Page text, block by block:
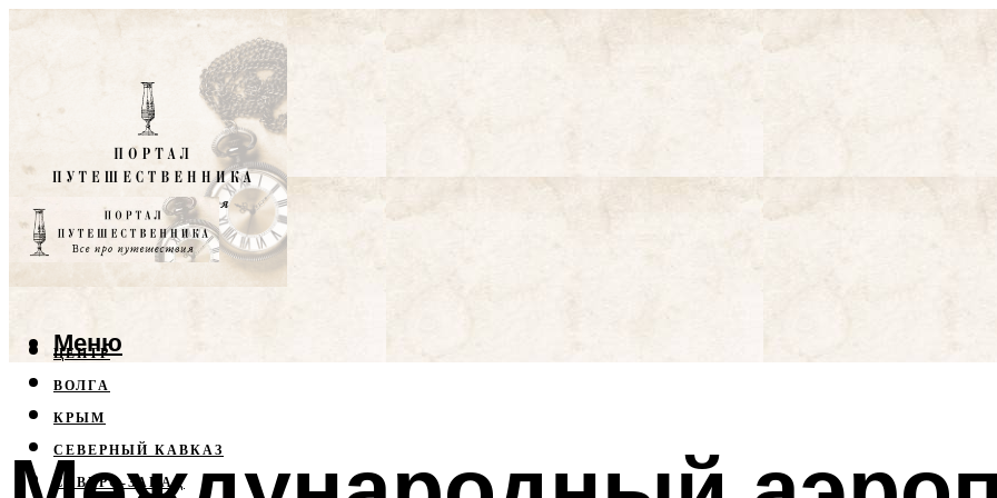
ЦЕНТР
ВОЛГА
КРЫМ
СЕВЕРНЫЙ КАВКАЗ
СЕВЕРО-ЗАПАД
Меню